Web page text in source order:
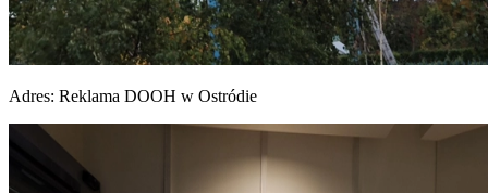
Adres: Reklama DOOH w Ostródie